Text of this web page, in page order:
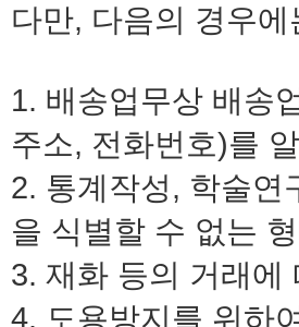
다만, 다음의 경우
1. 배송업무상 배송
주소, 전화번호)를
2. 통계작성, 학술연
을 식별할 수 없는
3. 재화 등의 거래에
4. 도용방지를 위하